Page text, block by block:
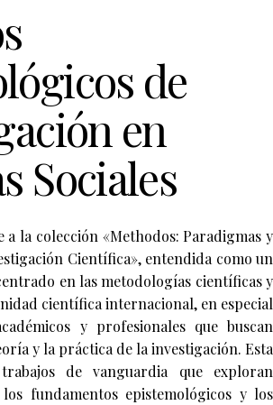
de
en
Sociales
la colección «Methodos: Paradigmas y
Científica», entendida como un
en las metodologías científicas y
científica internacional, en especial
y profesionales que buscan
y la práctica de la investigación. Esta
de vanguardia que exploran
fundamentos epistemológicos y los